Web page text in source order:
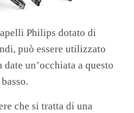
Philips dotato di
può essere utilizzato
un’occhiata a questo
che si tratta di una